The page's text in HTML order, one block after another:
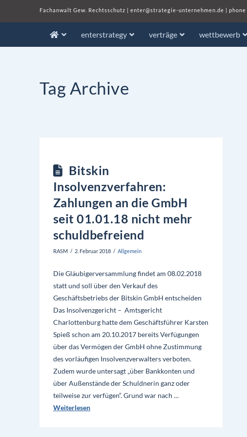
Fachanwalt Gew. Rechtsschutz | enter@strategie-unternehmen.de | phone
enterstrategy verträge wettbewerb
Tag Archive
Bitskin
Insolvenzverfahren:
Zahlungen an die GmbH
seit 01.01.18 nicht mehr
schuldbefreiend
RASM 2. Februar 2018 Allgemein
Die Gläubigerversammlung findet am 08.02.2018
statt und soll über den Verkauf des
Geschäftsbetriebs der Bitskin GmbH entscheiden
Das Insolvenzgericht – Amtsgericht
Charlottenburg hatte dem Geschäftsführer Karsten
Spieß schon am 20.10.2017 bereits Verfügungen
über das Vermögen der GmbH ohne Zustimmung
des vorläufigen Insolvenzverwalters verboten.
Zudem wurde untersagt „über Bankkonten und
über Außenstände der Schuldnerin ganz oder
teilweise zur verfügen“. Grund war nach …
Weiterlesen